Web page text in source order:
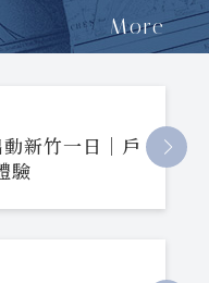
More
新竹一日｜戶
驗